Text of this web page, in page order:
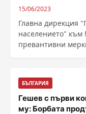
15/06/2023
Главна дирекция
населението"
превантивни
БЪЛГАРИЯ
Гешев с първи
му: Борбата